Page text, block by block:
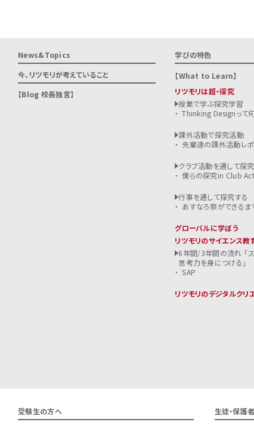
News&Topics
今、リツモリが考えていること
Blog 校長独言
学びの特色
What to Learn
リツモリは超・探究
授業で学ぶ探究学習
Thinking Designって
課外活動で探究活動
先輩達の課外活動レ
クラブ活動を通して探
僕らの探究in Club
行事を通して探究する
あすなろ祭ができるま
グローバルに学ぼう
リツモリのサイエンス教
6年間/3年間の流れ 「
思考力を身につける」
SAP
リツモリのデジタルクリ
受験生の方へ
生徒・保護